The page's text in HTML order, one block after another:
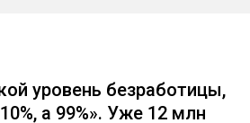
уровень безработицы,
а 99%». Уже 12 млн